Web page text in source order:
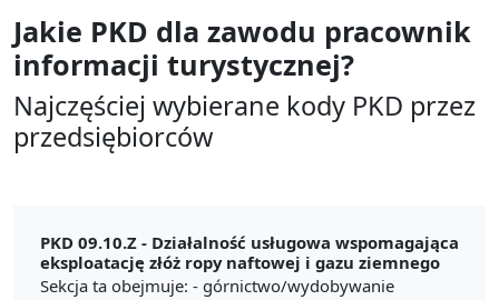
Jakie PKD dla zawodu pracownik
informacji turystycznej?
Najczęściej wybierane kody PKD przez
przedsiębiorców
PKD 09.10.Z - Działalność usługowa wspomagająca
eksploatację złóż ropy naftowej i gazu ziemnego
Sekcja ta obejmuje: - górnictwo/wydobywanie